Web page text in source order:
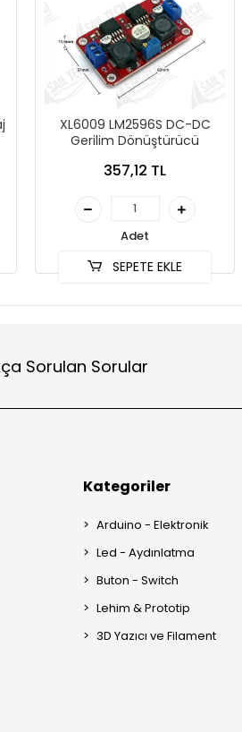
XL6009 LM2596S DC-DC
Gerilim Dönüştürücü
357,12 TL
Adet
SEPETE EKLE
Sorulan Sorular
Kategoriler
Arduino - Elektronik
Led - Aydınlatma
Buton - Switch
Lehim & Prototip
3D Yazıcı ve Filament